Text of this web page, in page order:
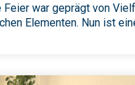
war geprägt von
Elementen. Nun ist